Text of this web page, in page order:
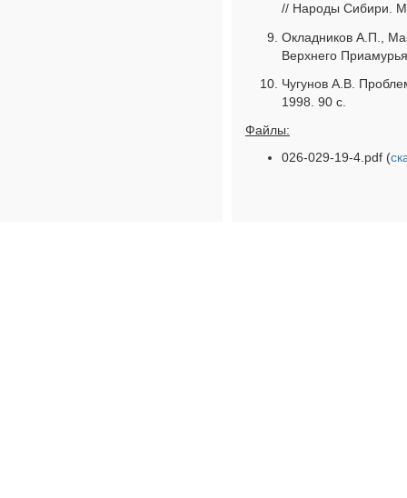
// Народы Сибири.
Окладников А.П.,
Верхнего
Чугунов А.В.
1998. 90 с.
Файлы:
026-029-19-4.pdf (